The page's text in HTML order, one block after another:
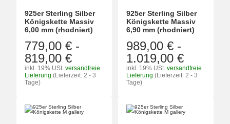
925er Sterling Silber
Königskette Massiv
6,00 mm (rhodniert)
779,00 € -
819,00 €
inkl. 19% USt. versandfreie
Lieferung (Lieferzeit: 2 - 3
Tage)
925er Sterling Silber
Königskette Massiv
6,90 mm (rhodniert)
989,00 € -
1.019,00 €
inkl. 19% USt. versandfreie
Lieferung (Lieferzeit: 2 - 3
Tage)